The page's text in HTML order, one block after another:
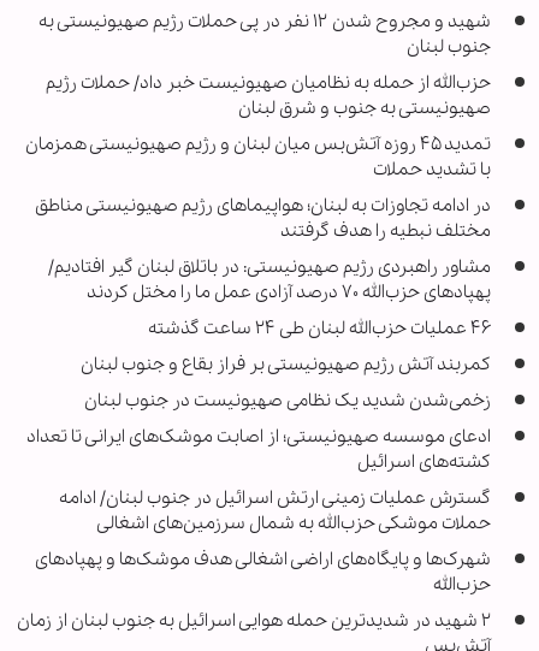
شهید و مجروح شدن ۱۲ نفر در پی حملات رژیم صهیونیستی به
جنوب لبنان
حزب‌الله از حمله به نظامیان صهیونیست خبر داد/ حملات رژیم
صهیونیستی به جنوب و شرق لبنان
تمدید ۴۵ روزه آتش‌بس میان لبنان و رژیم صهیونیستی همزمان
با تشدید حملات
در ادامه تجاوزات به لبنان؛ هواپیماهای رژیم صهیونیستی مناطق
مختلف نبطیه را هدف گرفتند
مشاور راهبردی رژیم صهیونیستی: در باتلاق لبنان گیر افتادیم/
پهپادهای حزب‌الله ۷۰ درصد آزادی عمل ما را مختل کردند
۴۶ عملیات حزب‌الله لبنان طی ۲۴ ساعت گذشته
کمربند آتش رژیم صهیونیستی بر فراز بقاع و جنوب لبنان
زخمی‌شدن شدید یک نظامی صهیونیست در جنوب لبنان
ادعای موسسه صهیونیستی؛ از اصابت موشک‌های ایرانی تا تعداد
کشته‌های اسرائیل
گسترش عملیات زمینی ارتش اسرائیل در جنوب لبنان/ ادامه
حملات موشکی حزب‌الله به شمال سرزمین‌های اشغالی
شهرک‌ها و پایگاه‌های اراضی اشغالی هدف موشک‌ها و پهپادهای
حزب‌الله
۲ شهید در شدیدترین حمله هوایی اسرائیل به جنوب لبنان از زمان